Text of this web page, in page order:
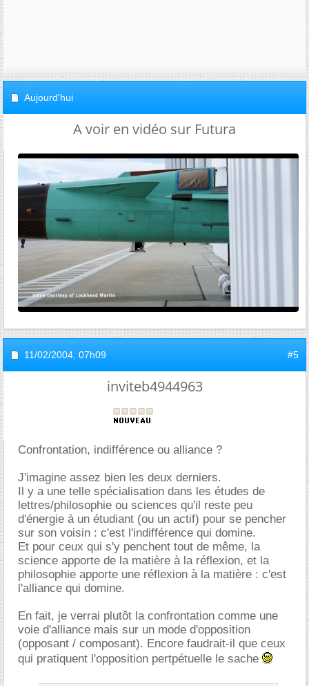
Aujourd'hui
A voir en vidéo sur Futura
11/02/2004, 07h09 #5
inviteb4944963
Confrontation, indifférence ou alliance ?
J'imagine assez bien les deux derniers.
Il y a une telle spécialisation dans les études de
lettres/philosophie ou sciences qu'il reste peu
d'énergie à un étudiant (ou un actif) pour se pencher
sur son voisin : c'est l'indifférence qui domine.
Et pour ceux qui s'y penchent tout de même, la
science apporte de la matière à la réflexion, et la
philosophie apporte une réflexion à la matière : c'est
l'alliance qui domine.
En fait, je verrai plutôt la confrontation comme une
voie d'alliance mais sur un mode d'opposition
(opposant / composant). Encore faudrait-il que ceux
qui pratiquent l'opposition pertpétuelle le sache